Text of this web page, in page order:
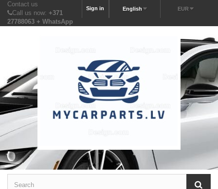
EUR
English
Sign in
Contact us
Call us now: +371
27788063 + WhatsApp